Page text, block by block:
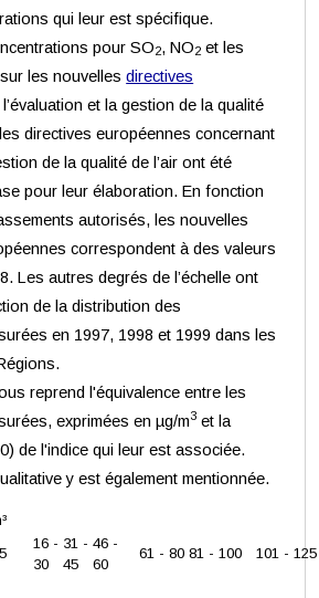
qui leur est spécifique.
pour SO2, NO2 et les
les nouvellesdirectives
et la gestion de la qualité
directives européennes concernant
de la qualité de l’air ont été
pour leur élaboration. En fonction
autorisés, les nouvelles
correspondent à des valeurs
Les autres degrés de l’échelle ont
de la distribution des
en 1997, 1998 et 1999 dans les
reprend l'équivalence entre les
exprimées en µg/m3 et la
de l'indice qui leur est associée.
y est également mentionnée.
16 -
30
31 -
45
46 -
60
61 - 80 81 - 100 101 - 125